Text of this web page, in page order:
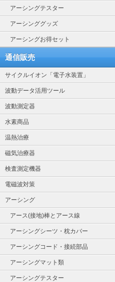
アーシングテスター
アーシンググッズ
アーシングお得セット
通信販売
サイクルイオン「電子水装置」
波動データ活用ツール
波動測定器
水素商品
温熱治療
磁気治療器
検査測定機器
電磁波対策
アーシング
アース(接地)棒とアース線
アーシングシーツ・枕カバー
アーシングコード・接続部品
アーシングマット類
アーシングテスター